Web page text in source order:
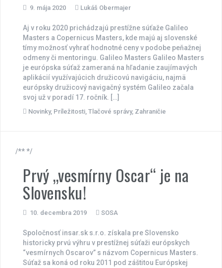
9. mája 2020 Lukáš Obermajer
Aj v roku 2020 prichádzajú prestížne súťaže Galileo
Masters a Copernicus Masters, kde majú aj slovenské
tímy možnosť vyhrať hodnotné ceny v podobe peňažnej
odmeny či mentoringu. Galileo Masters Galileo Masters
je európska súťaž zameraná na hľadanie zaujímavých
aplikácií využívajúcich družicovú navigáciu, najmä
európsky družicový navigačný systém Galileo začala
svoj už v poradí 17. ročník. […]
Novinky, Príležitosti, Tlačové správy, Zahraničie
/** */
Prvý „vesmírny Oscar“ je na
Slovensku!
10. decembra 2019 SOSA
Spoločnosť insar.sk s.r.o. získala pre Slovensko
historicky prvú výhru v prestížnej súťaži európskych
“vesmírnych Oscarov” s názvom Copernicus Masters.
Súťaž sa koná od roku 2011 pod záštitou Európskej